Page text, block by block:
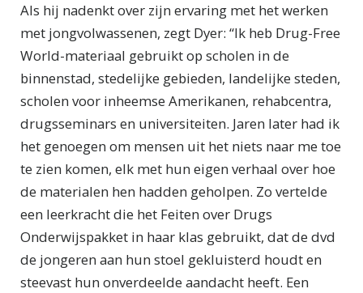
Als hij nadenkt over zijn ervaring met het werken
met jongvolwassenen, zegt Dyer: “Ik heb Drug-Free
World-materiaal gebruikt op scholen in de
binnenstad, stedelijke gebieden, landelijke steden,
scholen voor inheemse Amerikanen, rehabcentra,
drugsseminars en universiteiten. Jaren later had ik
het genoegen om mensen uit het niets naar me toe
te zien komen, elk met hun eigen verhaal over hoe
de materialen hen hadden geholpen. Zo vertelde
een leerkracht die het Feiten over Drugs
Onderwijspakket in haar klas gebruikt, dat de dvd
de jongeren aan hun stoel gekluisterd houdt en
steevast hun onverdeelde aandacht heeft. Een